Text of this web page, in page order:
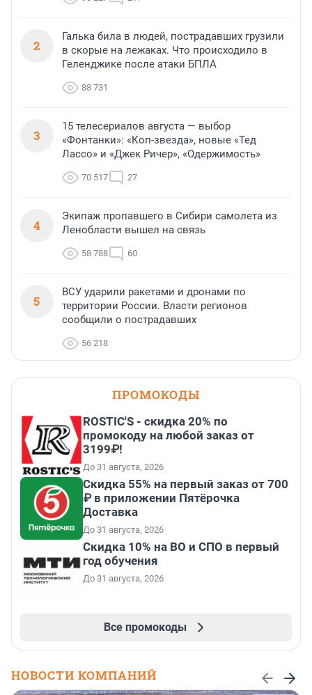
2
Галька била в людей, пострадавших грузили
в скорые на лежаках. Что происходило в
Геленджике после атаки БПЛА
88 731
3
15 телесериалов августа — выбор
«Фонтанки»: «Коп-звезда», новые «Тед
Лассо» и «Джек Ричер», «Одержимость»
70 517 27
4
Экипаж пропавшего в Сибири самолета из
Ленобласти вышел на связь
58 788 60
5
ВСУ ударили ракетами и дронами по
территории России. Власти регионов
сообщили о пострадавших
56 218
ПРОМОКОДЫ
ROSTIC'S - скидка 20% по
промокоду на любой заказ от
3199₽!
До 31 августа, 2026
Скидка 55% на первый заказ от 700
₽ в приложении Пятёрочка
Доставка
До 31 августа, 2026
Скидка 10% на ВО и СПО в первый
год обучения
До 31 августа, 2026
Все промокоды
НОВОСТИ КОМПАНИЙ